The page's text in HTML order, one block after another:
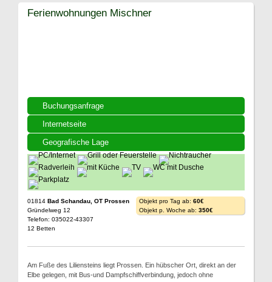
Buchungsanfrage
Internetseite
Geografische Lage
Ferienwohnungen Mischner
01814 Bad Schandau, OT Prossen
Gründelweg 12
Telefon: 035022-43307
12 Betten
Objekt pro Tag ab: 60€
Objekt p. Woche ab: 350€
Am Fuße des Liliensteins liegt Prossen. Ein hübscher Ort, direkt an der
Elbe gelegen, mit Bus-und Dampfschiffverbindung, jedoch ohne